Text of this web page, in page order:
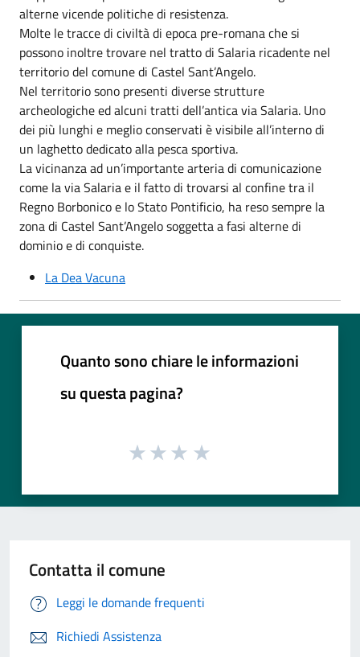
alterne vicende politiche di resistenza.
Molte le tracce di civiltà di epoca pre-romana che si
possono inoltre trovare nel tratto di Salaria ricadente nel
territorio del comune di Castel Sant’Angelo.
Nel territorio sono presenti diverse strutture
archeologiche ed alcuni tratti dell’antica via Salaria. Uno
dei più lunghi e meglio conservati è visibile all’interno di
un laghetto dedicato alla pesca sportiva.
La vicinanza ad un’importante arteria di comunicazione
come la via Salaria e il fatto di trovarsi al confine tra il
Regno Borbonico e lo Stato Pontificio, ha reso sempre la
zona di Castel Sant’Angelo soggetta a fasi alterne di
dominio e di conquiste.
La Dea Vacuna
Quanto sono chiare le informazioni
su questa pagina?
Contatta il comune
Leggi le domande frequenti
Richiedi Assistenza